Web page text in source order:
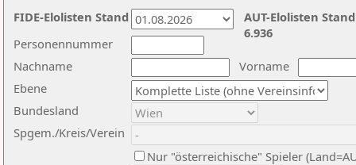
Nachname
Vorname
Ebene
Personennummer
Bundesland
Spgem./Kreis/Verein
Nur "österreichische" Spieler
AUT-Elolisten
6.936
FIDE-Elolisten Stand